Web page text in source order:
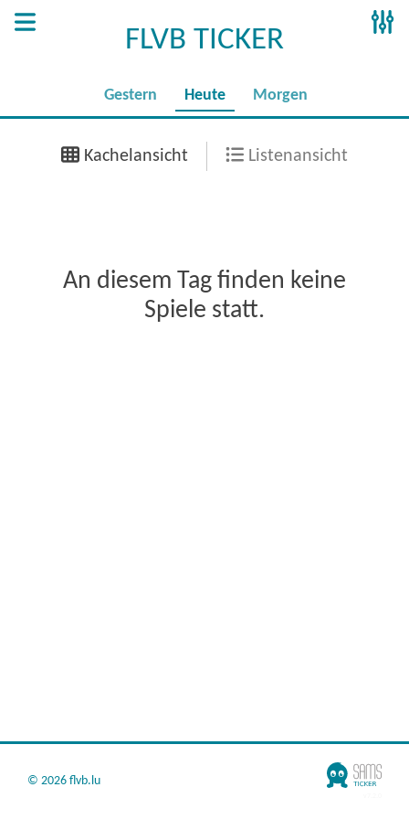
FLVB TICKER
Gestern Heute Morgen
Kachelansicht Listenansicht
An diesem Tag finden keine
Spiele statt.
© 2026 flvb.lu